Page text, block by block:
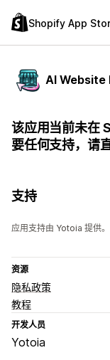
Shopify App
AI Website
该应用当前未在
要任何支持，请
支持
应用支持由 Yotoia 提供。
资源
隐私政策
教程
开发人员
Yotoia